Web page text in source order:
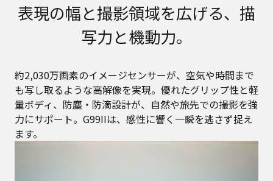
表現の幅と撮影領域を広げる、描
写力と機動力。
約2,030万画素のイメージセンサーが、空気や時間まで
も写し取るような高解像を実現。優れたグリップ性と軽
量ボディ、防塵・防滴設計が、自然や旅先での撮影を強
力にサポート。G99IIは、感性に響く一瞬を逃さず捉え
ます。